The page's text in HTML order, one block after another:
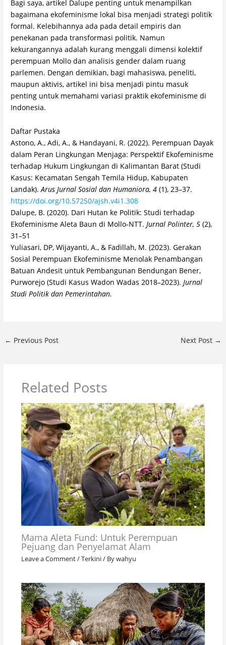
Bagi saya, artikel Dalupe penting untuk menampilkan
bagaimana ekofeminisme lokal bisa menjadi strategi politik
formal. Kelebihannya ada pada detail empiris dan
penekanan pada transformasi politik. Namun
kekurangannya adalah kurang menggali dimensi kolektif
perempuan Mollo dan analisis gender dalam ruang
parlemen. Dengan demikian, bagi mahasiswa, peneliti,
maupun aktivis, artikel ini bisa menjadi pintu masuk
penting untuk memahami variasi praktik ekofeminisme di
Indonesia.
Daftar Pustaka
Astono, A., Adi, A., & Handayani, R. (2022). Perempuan Dayak
dalam Peran Lingkungan Menjaga: Perspektif Ekofeminisme
terhadap Hukum Lingkungan di Kalimantan Barat (Studi
Kasus: Kecamatan Sengah Temila Hidup, Kabupaten
Landak).Arus Jurnal Sosial dan Humaniora, 4 (1), 23–37.
https://doi.org/10.57250/ajsh.v4i1.308
Dalupe, B. (2020). Dari Hutan ke Politik: Studi terhadap
Ekofeminisme Aleta Baun di Mollo-NTT. Jurnal Polinter, 5 (2),
31–51
Yuliasari, DP, Wijayanti, A., & Fadillah, M. (2023). Gerakan
Sosial Perempuan Ekofeminisme Menolak Penambangan
Batuan Andesit untuk Pembangunan Bendungan Bener,
Purworejo (Studi Kasus Wadon Wadas 2018–2023). Jurnal
Studi Politik dan Pemerintahan.
← Previous Post Next Post →
Related Posts
Mama Aleta Fund: Untuk Perempuan
Pejuang dan Penyelamat Alam
Leave a Comment/Terkini/ Bywahyu